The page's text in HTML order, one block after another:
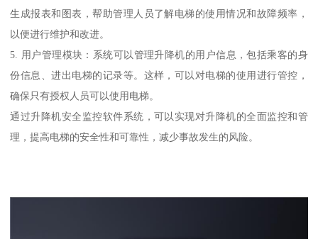
生成报表和图表，帮助管理人员了解电梯的使用情况和故障频率，
以便进行维护和改进。
5. 用户管理模块：系统可以管理升降机的用户信息，包括乘客的身
份信息、进出电梯的记录等。这样，可以对电梯的使用进行管控，
确保只有授权人员可以使用电梯。
通过升降机安全监控软件系统，可以实现对升降机的全面监控和管
理，提高电梯的安全性和可靠性，减少事故发生的风险。